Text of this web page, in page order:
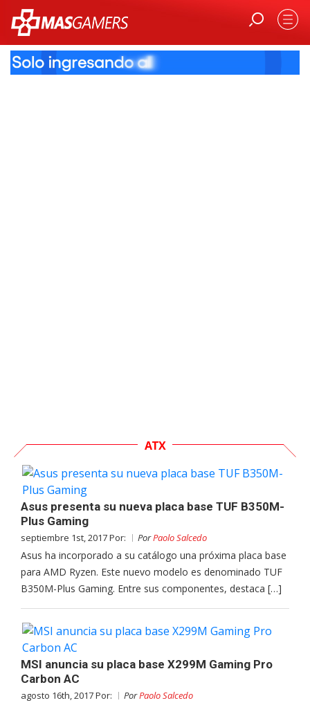
ATX
Asus presenta su nueva placa base TUF B350M-
Plus Gaming
septiembre 1st, 2017 Por: PorPaolo Salcedo
Asus ha incorporado a su catálogo una próxima placa base
para AMD Ryzen. Este nuevo modelo es denominado TUF
B350M-Plus Gaming. Entre sus componentes, destaca […]
MSI anuncia su placa base X299M Gaming Pro
Carbon AC
agosto 16th, 2017 Por: PorPaolo Salcedo